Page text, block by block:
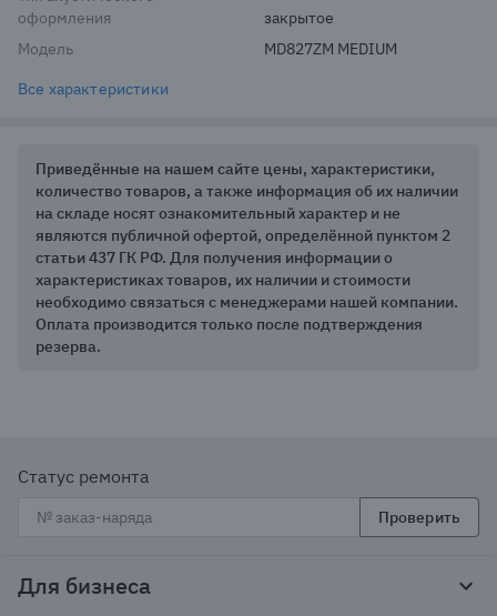
оформления
закрытое
Модель
MD827ZM MEDIUM
Все характеристики
Приведённые на нашем сайте цены, характеристики,
количество товаров, а также информация об их наличии
на складе носят ознакомительный характер и не
являются публичной офертой, определённой пунктом 2
статьи 437 ГК РФ. Для получения информации о
характеристиках товаров, их наличии и стоимости
необходимо связаться с менеджерами нашей компании.
Оплата производится только после подтверждения
резерва.
Статус ремонта
Проверить
Для бизнеса